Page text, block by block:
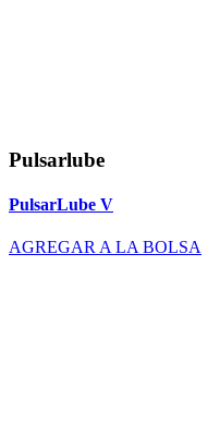
Pulsarlube
PulsarLube V
AGREGAR A LA BOLSA